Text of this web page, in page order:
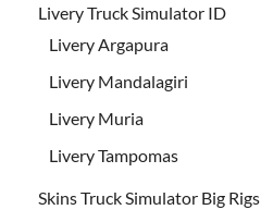
Livery Truck Simulator ID
Livery Argapura
Livery Mandalagiri
Livery Muria
Livery Tampomas
Skins Truck Simulator Big Rigs